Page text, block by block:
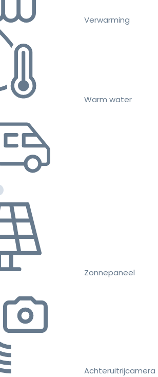
Verwarming
Warm water
Zonnepaneel
Achteruitrijcamera